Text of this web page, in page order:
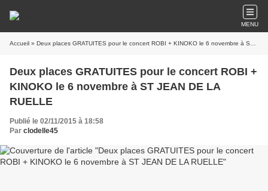
MENU
Accueil » Deux places GRATUITES pour le concert ROBI + KINOKO le 6 novembre à ST JEAN DE LA RUELLE
Deux places GRATUITES pour le concert ROBI +
KINOKO le 6 novembre à ST JEAN DE LA
RUELLE
Publié le 02/11/2015 à 18:58
Par clodelle45